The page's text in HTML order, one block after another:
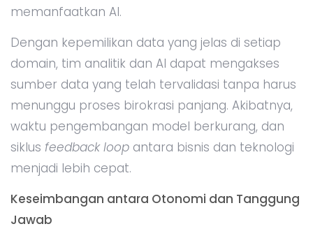
memanfaatkan AI.
Dengan kepemilikan data yang jelas di setiap
domain, tim analitik dan AI dapat mengakses
sumber data yang telah tervalidasi tanpa harus
menunggu proses birokrasi panjang. Akibatnya,
waktu pengembangan model berkurang, dan
siklus feedback loop antara bisnis dan teknologi
menjadi lebih cepat.
Keseimbangan antara Otonomi dan Tanggung
Jawab